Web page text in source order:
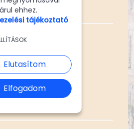
RIMINI pizza
ehhez.
tájékoztató
Elutasítom
Elfogadom